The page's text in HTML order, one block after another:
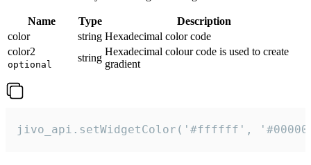
Name Type
Description
color
string Hexadecimal color code
color2
optional
string
Hexadecimal colour code is used to create
gradient
jivo_api.setWidgetColor('#ffffff',